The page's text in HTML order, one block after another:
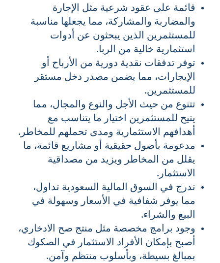
قائمة على عقود شرعية مثل الإجارة
والمضاربة والمشاركة، مما يجعلها مناسبة
للمستثمرين الذين يبحثون عن أدوات
استثمارية خالية من الربا.
توفر تدفقات نقدية دورية من الأرباح أو
الإيجارات، مما يضمن مصدر دخل مستقر
للمستثمرين.
تتنوع من حيث الأجل والنوع والمجال، مما
يتيح للمستثمرين اختيار ما يتناسب مع
أهدافهم الاستثمارية ومدى تحملهم للمخاطر.
مدعومة بأصول حقيقية أو مشاريع قائمة، ما
يقلل من المخاطر ويزيد من مصداقية
الاستثمار.
تدرج في السوق المالية السعودية تداول،
مما يوفر شفافية في الأسعار وسهولة في
البيع والشراء.
وجود برامج مخصصة مثل منتج صح الادخاري،
أصبح بإمكان الأفراد الاستثمار في الصكوك
بمبالغ بسيطة، وبأسلوب منتظم وآمن.